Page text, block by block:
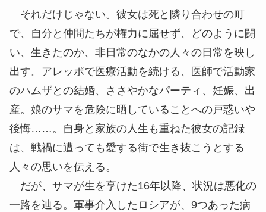
それだけじゃない。彼女は死と隣り合わせの町
で、自分と仲間たちが権力に屈せず、どのように闘
い、生きたのか、非日常のなかの人々の日常を映し
出す。アレッポで医療活動を続ける、医師で活動家
のハムザとの結婚、ささやかなパーティ、妊娠、出
産。娘のサマを危険に晒していることへの戸惑いや
後悔……。自身と家族の人生も重ねた彼女の記録
は、戦禍に遭っても愛する街で生き抜こうとする
人々の思いを伝える。
だが、サマが生を享けた16年以降、状況は悪化の
一路を辿る。軍事介入したロシアが、9つあった病